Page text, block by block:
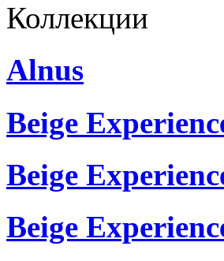
Коллекции
Alnus
Beige
Beige
Beige